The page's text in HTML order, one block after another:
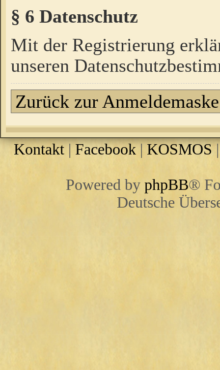
§ 6 Datenschutz
Mit der Registrierung
unseren
Zurück zur Anmeldemaske
Kontakt|Facebook|KOSMOS
Powered by phpBB®
Deutsche